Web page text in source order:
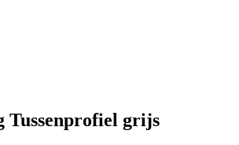
Tussenprofiel grijs